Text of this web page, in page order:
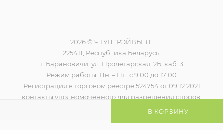
В КОРЗИНУ
2026 © ЧТУП "РЭЙВБЕЛ"
225411, Республика Беларусь,
г. Барановичи, ул. Пролетарская, 2Б, каб. 3
Режим работы, Пн. – Пт.: с 9:00 до 17:00
Регистрация в торговом реестре 524754 от 09.12.2021
контакты уполномоченного для разрешения споров,
наименование и контакты контролирующего органа)